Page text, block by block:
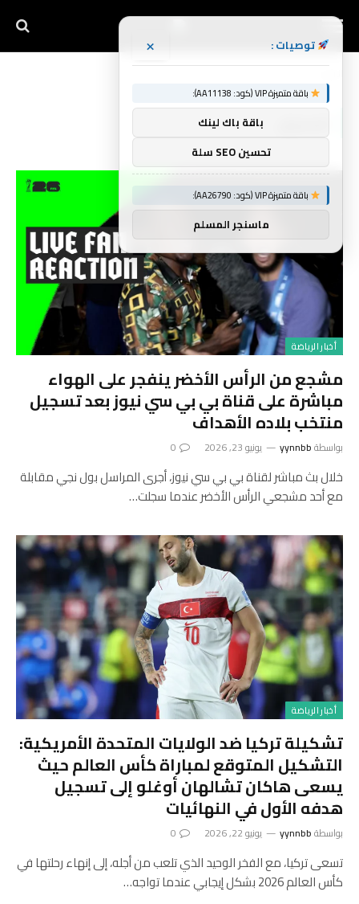
أخبار الرياضة
مشجع من الرأس الأخضر ينفجر على الهواء
مباشرة على قناة بي بي سي نيوز بعد تسجيل
منتخب بلاده الأهداف
بواسطةyynnbb يونيو 23, 2026 0
خلال بث مباشر لقناة بي بي سي نيوز، أجرى المراسل بول نجي مقابلة
مع أحد مشجعي الرأس الأخضر عندما سجلت…
أخبار الرياضة
تشكيلة تركيا ضد الولايات المتحدة الأمريكية:
التشكيل المتوقع لمباراة كأس العالم حيث
يسعى هاكان تشالهان أوغلو إلى تسجيل
هدفه الأول في النهائيات
بواسطةyynnbb يونيو 22, 2026 0
تسعى تركيا، مع الفخر الوحيد الذي تلعب من أجله، إلى إنهاء رحلتها في
كأس العالم 2026 بشكل إيجابي عندما تواجه…
توصيات : ×
باقة متميزة VIP (كود: AA11138):
باقة باك لينك
تحسين SEO سلة
باقة متميزة VIP (كود: AA26790):
ماسنجر المسلم